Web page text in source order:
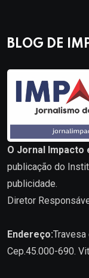
BLOG DE
O Jornal Impacto
publicação do
publicidade.
Diretor
Endereço:Travesa
Cep.45.000-690.